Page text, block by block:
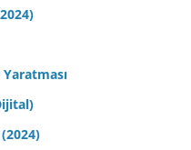
(2024)